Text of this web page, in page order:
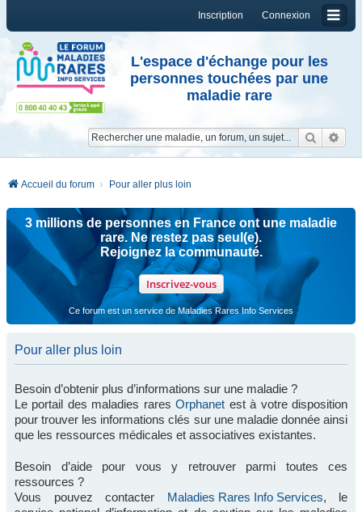
Connexion
Inscription
L'espace d'échange pour les
personnes touchées par une
maladie rare
Accueil du forum Pour aller plus loin
3 millions de personnes en France ont une maladie
rare. Ne restez pas seul(e).
Rejoignez la communauté.
Inscrivez-vous
Ce forum est un service de Maladies Rares Info Services
Pour aller plus loin
Besoin d’obtenir plus d’informations sur une maladie ?
Le portail des maladies raresOrphanet est à votre disposition
pour trouver les informations clés sur une maladie donnée ainsi
que les ressources médicales et associatives existantes.
Besoin d’aide pour vous y retrouver parmi toutes ces
ressources ?
Vous pouvez contacter Maladies Rares Info Services, le